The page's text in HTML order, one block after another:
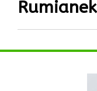
Rumianek